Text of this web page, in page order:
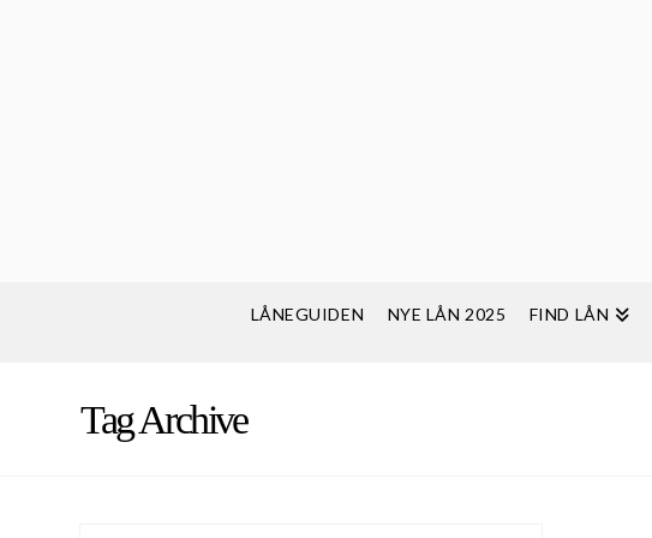
LÅNEGUIDEN NYE LÅN 2025 FIND LÅN
Tag Archive